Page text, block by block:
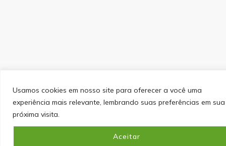
Usamos cookies em nosso site para oferecer a você uma
experiência mais relevante, lembrando suas preferências em sua
próxima visita.
Aceitar